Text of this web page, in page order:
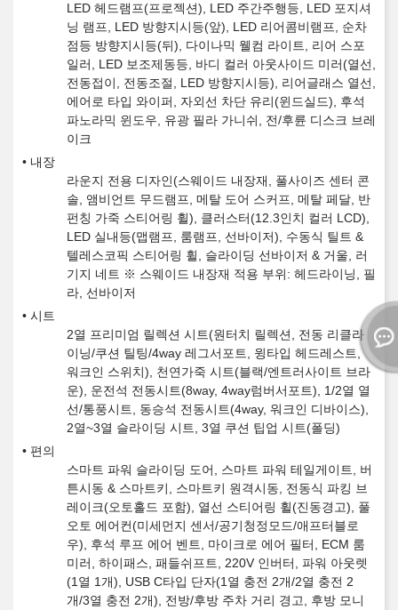
LED 헤드램프(프로젝션), LED 주간주행등, LED 포지셔
닝 램프, LED 방향지시등(앞), LED 리어콤비램프, 순차
점등 방향지시등(뒤), 다이나믹 웰컴 라이트, 리어 스포
일러, LED 보조제동등, 바디 컬러 아웃사이드 미러(열선,
전동접이, 전동조절, LED 방향지시등), 리어글래스 열선,
에어로 타입 와이퍼, 자외선 차단 유리(윈드실드), 후석
파노라믹 윈도우, 유광 필라 가니쉬, 전/후륜 디스크 브레
이크
내장
라운지 전용 디자인(스웨이드 내장재, 풀사이즈 센터 콘
솔, 앰비언트 무드램프, 메탈 도어 스커프, 메탈 페달, 반
펀칭 가죽 스티어링 휠), 클러스터(12.3인치 컬러 LCD),
LED 실내등(맵램프, 룸램프, 선바이저), 수동식 틸트 &
텔레스코픽 스티어링 휠, 슬라이딩 선바이저 & 거울, 러
기지 네트 ※ 스웨이드 내장재 적용 부위: 헤드라이닝, 필
라, 선바이저
시트
2열 프리미엄 릴렉션 시트(원터치 릴렉션, 전동 리클라
이닝/쿠션 틸팅/4way 레그서포트, 윙타입 헤드레스트,
워크인 스위치), 천연가죽 시트(블랙/엔트러사이트 브라
운), 운전석 전동시트(8way, 4way럼버서포트), 1/2열 열
선/통풍시트, 동승석 전동시트(4way, 워크인 디바이스),
2열~3열 슬라이딩 시트, 3열 쿠션 팁업 시트(폴딩)
편의
스마트 파워 슬라이딩 도어, 스마트 파워 테일게이트, 버
튼시동 & 스마트키, 스마트키 원격시동, 전동식 파킹 브
레이크(오토홀드 포함), 열선 스티어링 휠(진동경고), 풀
오토 에어컨(미세먼지 센서/공기청정모드/애프터블로
우), 후석 루프 에어 벤트, 마이크로 에어 필터, ECM 룸
미러, 하이패스, 패들쉬프트, 220V 인버터, 파워 아웃렛
(1열 1개), USB C타입 단자(1열 충전 2개/2열 충전 2
개/3열 충전 2개), 전방/후방 주차 거리 경고, 후방 모니